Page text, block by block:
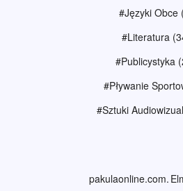
#Języki Obce
#Literatura
#Publicystyka
#Pływanie
#Sztuki
pakulaonline.com